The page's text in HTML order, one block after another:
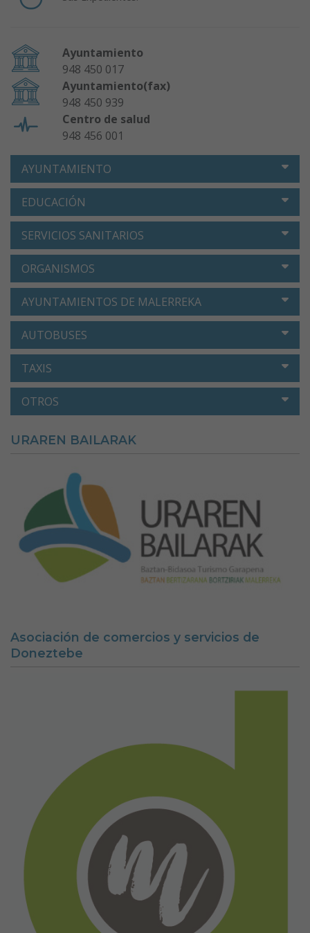
Ayuntamiento
948 450 017
Ayuntamiento(fax)
948 450 939
Centro de salud
948 456 001
AYUNTAMIENTO
EDUCACIÓN
SERVICIOS SANITARIOS
ORGANISMOS
AYUNTAMIENTOS DE MALERREKA
AUTOBUSES
TAXIS
OTROS
URAREN BAILARAK
Asociación de comercios y servicios de
Doneztebe